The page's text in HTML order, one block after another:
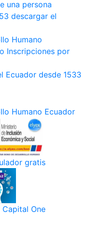
una persona
descargar el
Humano
Inscripciones por
Ecuador desde 1533
Humano Ecuador
gratis
One